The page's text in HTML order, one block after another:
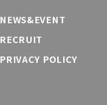
NEWS&EVENT
RECRUIT
PRIVACY POLICY